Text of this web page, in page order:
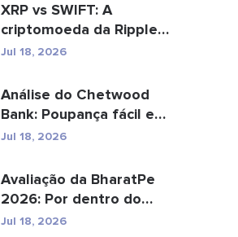
XRP vs SWIFT: A
criptomoeda da Ripple
pode substituir os
Jul 18, 2026
Análise do Chetwood
Bank: Poupança fácil e
serviços bancários...
Jul 18, 2026
Avaliação da BharatPe
2026: Por dentro do
unicórnio fintech de ...
Jul 18, 2026